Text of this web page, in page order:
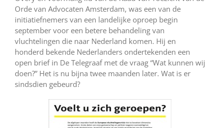
Orde van Advocaten Amsterdam, was een van de
initiatiefnemers van een landelijke oproep begin
september voor een betere behandeling van
vluchtelingen die naar Nederland komen. Hij en
honderd bekende Nederlanders ondertekenden een
open brief in De Telegraaf met de vraag “Wat kunnen wij
doen?” Het is nu bijna twee maanden later. Wat is er
sindsdien gebeurd?